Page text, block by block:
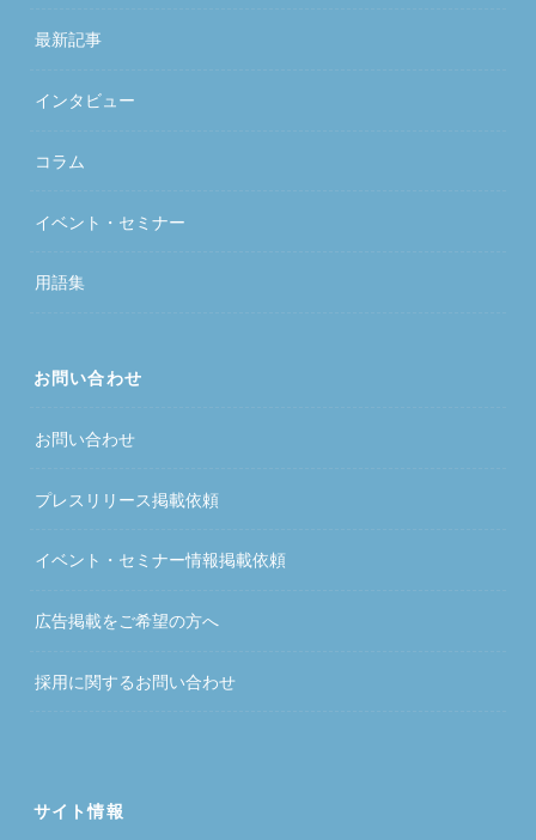
最新記事
インタビュー
コラム
イベント・セミナー
用語集
お問い合わせ
お問い合わせ
プレスリリース掲載依頼
イベント・セミナー情報掲載依頼
広告掲載をご希望の方へ
採用に関するお問い合わせ
サイト情報